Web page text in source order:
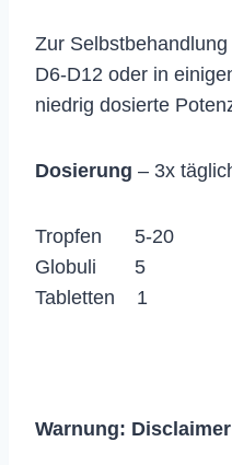
Zur
D6-D12 oder in
niedrig dosierte
Dosierung – 3x
Tropfen 5-20
Globuli 5
Tabletten 1
Warnung: Disclaimer